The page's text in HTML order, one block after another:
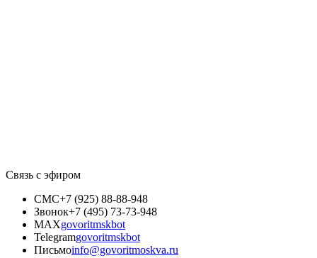
Связь с эфиром
СМС+7 (925) 88-88-948
Звонок+7 (495) 73-73-948
MAXgovoritmskbot
Telegramgovoritmskbot
Письмоinfo@govoritmoskva.ru